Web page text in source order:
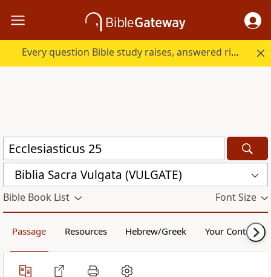
Every question Bible study raises, answered right here.
Biblia Sacra Vulgata (VULGATE)
Bible Book List Font Size
Passage Resources Hebrew/Greek Your Content